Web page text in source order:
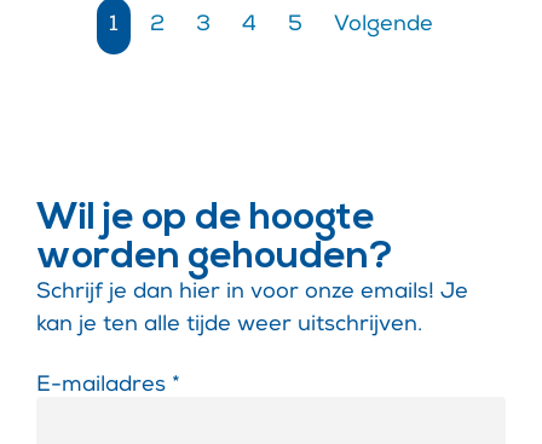
1 2 3 4 5 Volgende
Wil je op de hoogte
worden gehouden?
Schrijf je dan hier in voor onze emails! Je
kan je ten alle tijde weer uitschrijven.
E-mailadres *